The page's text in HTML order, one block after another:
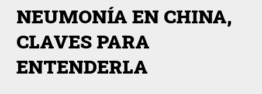
NEUMONÍA EN CHINA,
CLAVES PARA
ENTENDERLA